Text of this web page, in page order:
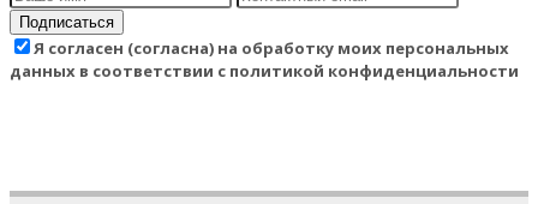
Подписаться
Я согласен (согласна) на обработку моих персональных
данных в соответствии с политикой конфиденциальности